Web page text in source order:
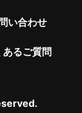
い合わせ
あるご質問